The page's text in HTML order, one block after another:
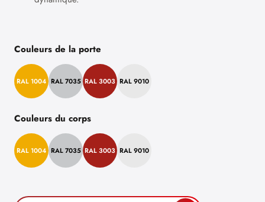
Couleurs de la porte
RAL 1004 RAL 7035 RAL 3003 RAL 9010
Couleurs du corps
RAL 1004 RAL 7035 RAL 3003 RAL 9010